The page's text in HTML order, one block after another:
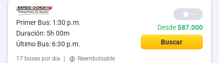
Primer Bus: 1:30 p.m.
Duración: 5h 00m
Último Bus: 6:30 p.m.
--
Desde$87.000
Buscar
17 buses por día Reembolsable